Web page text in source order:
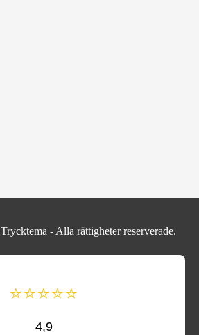
Trycktema - Alla rättigheter reserverade.
⭐⭐⭐⭐⭐
4,9